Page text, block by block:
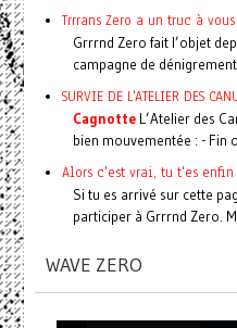
Trrrans Zero a un truc à
Grrrnd Zero fait l’objet
campagne de
SURVIE DE L'ATELIER DES
CagnotteL’Atelier des
bien mouvementée : - Fin
Alors c'est vrai, tu t'es
Si tu es arrivé sur cette
participer à Grrrnd Zero.
WAVE ZERO